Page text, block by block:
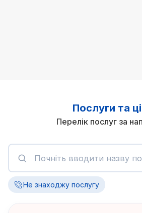
Послуги та
Перелік послуг за
Не знаходжу послугу